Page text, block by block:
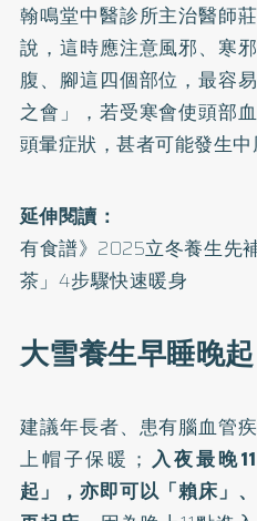
翰鳴堂中醫診所主治醫師
說，這時應注意風邪、寒
腹、腳這四個部位，最容
之會」，若受寒會使頭部
頭暈症狀，甚者可能發生中
延伸閱讀：
有食譜》2025立冬養生先
茶」4步驟快速暖身
大雪養生早睡晚起
建議年長者、患有腦血管
上帽子保暖； 入夜最晚
起」，亦即可以「賴床」